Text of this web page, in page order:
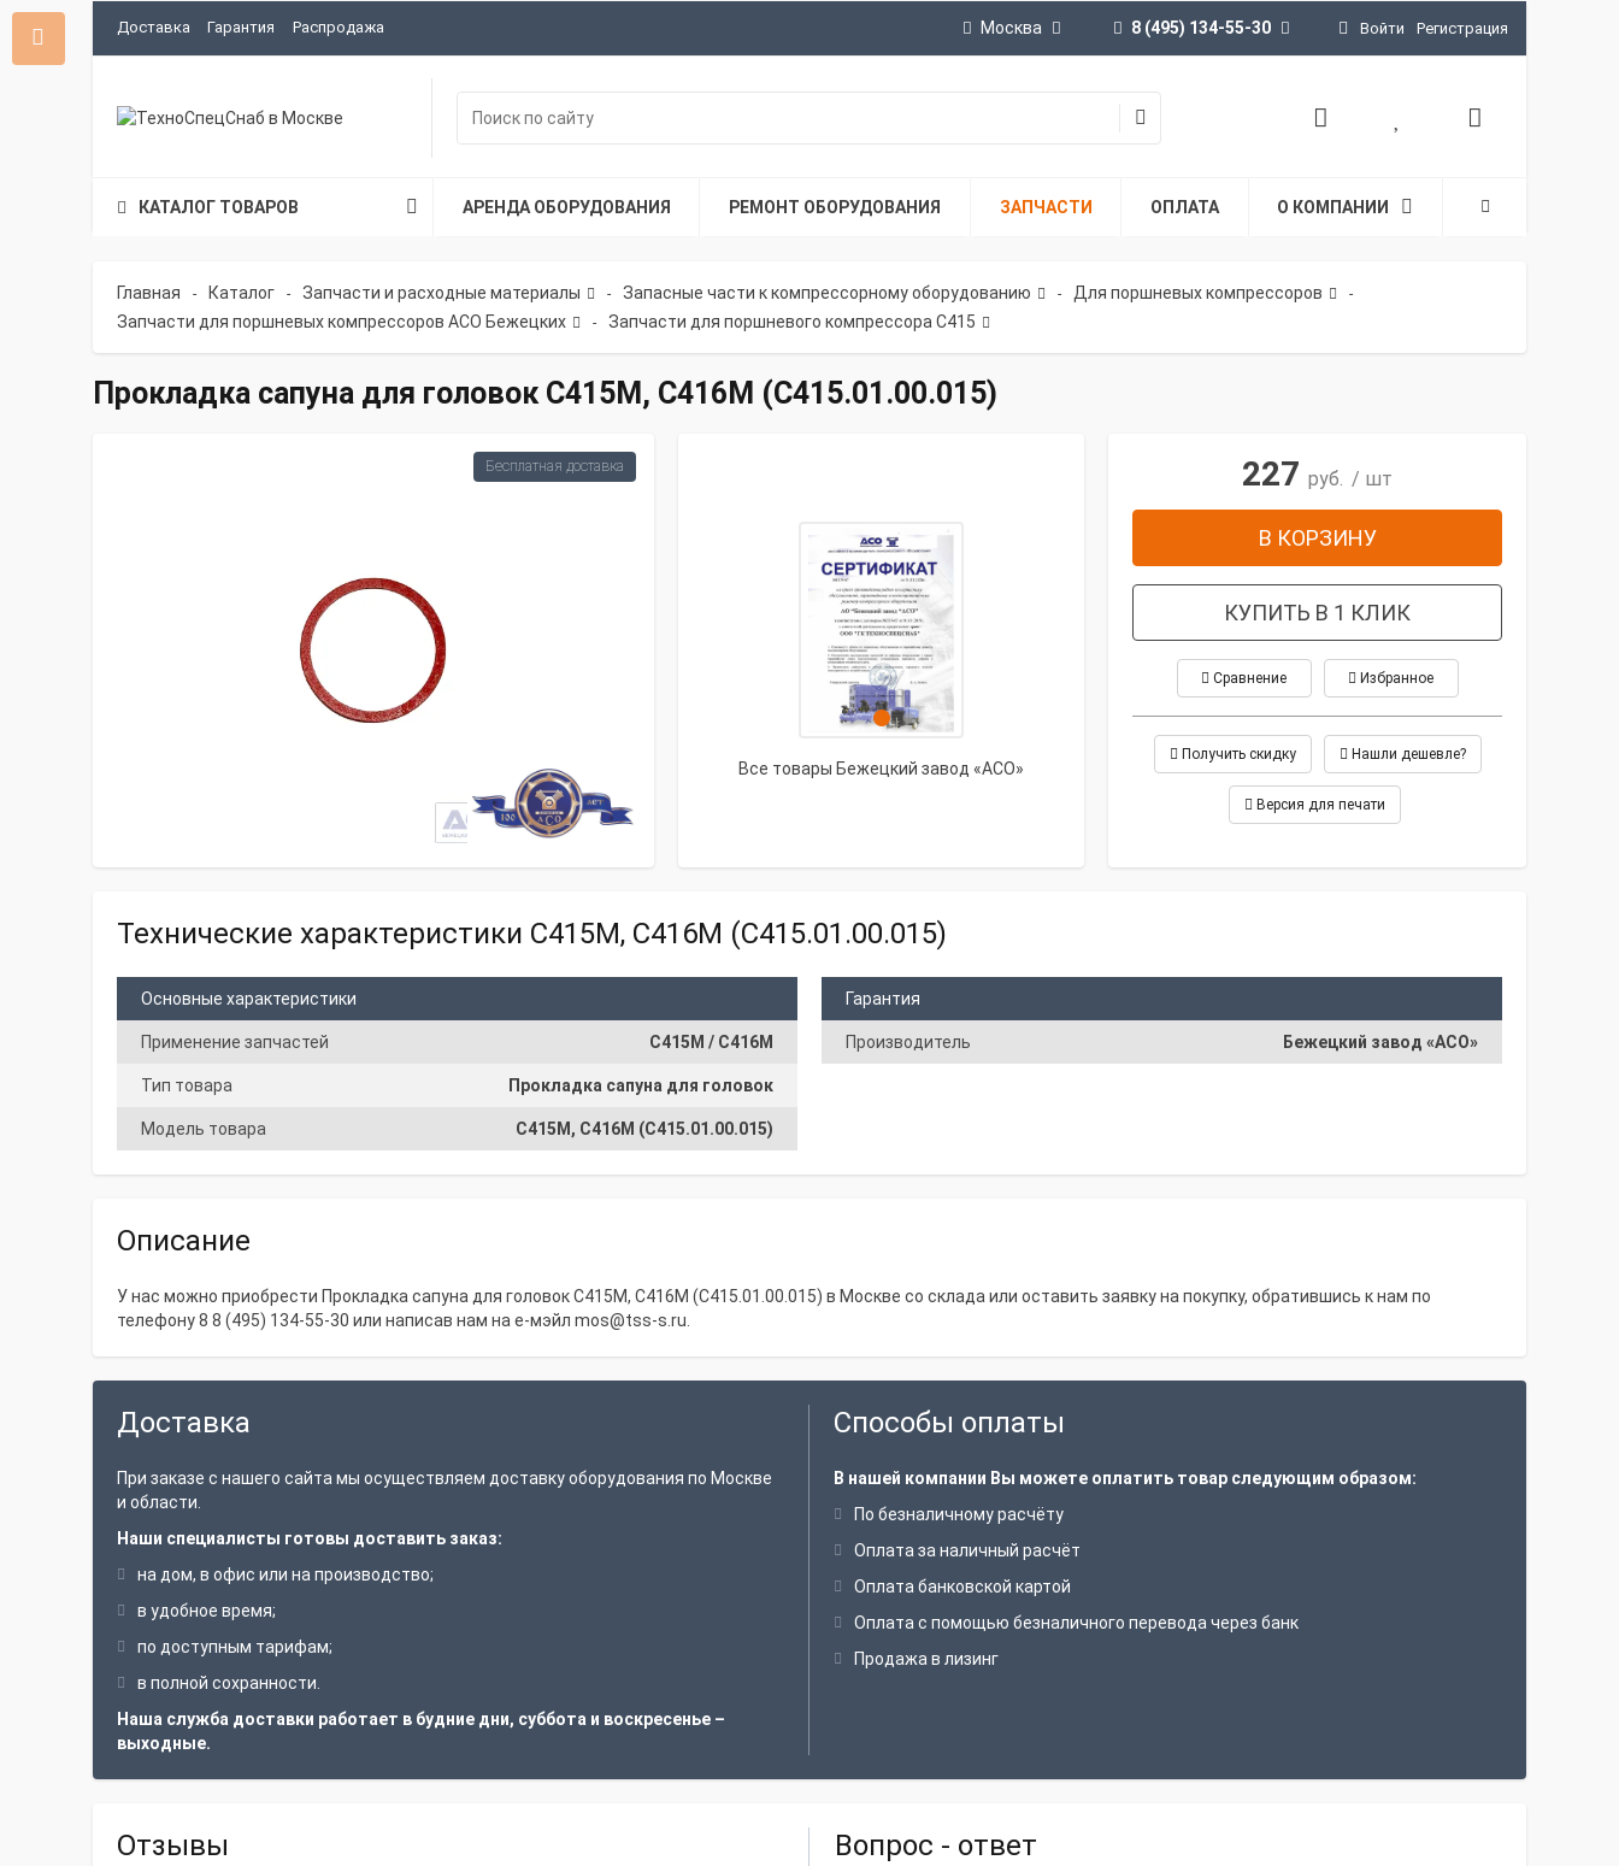
Доставка Гарантия Распродажа Москва 8 (495) 134-55-30 Войти Регистрация
КАТАЛОГ ТОВАРОВ АРЕНДА ОБОРУДОВАНИЯ РЕМОНТ ОБОРУДОВАНИЯ ЗАПЧАСТИ ОПЛАТА О КОМПАНИИ
Главная - Каталог - Запчасти и расходные материалы - Запасные части к компрессорному оборудованию - Для поршневых компрессоров -
Запчасти для поршневых компрессоров АСО Бежецких - Запчасти для поршневого компрессора С415
Прокладка сапуна для головок С415М, С416М (С415.01.00.015)
Бесплатная доставка
Все товары Бежецкий завод «АСО»
227 руб. / шт
В КОРЗИНУ
КУПИТЬ В 1 КЛИК
Сравнение Избранное
Получить скидку Нашли дешевле?
Версия для печати
Технические характеристики С415М, С416М (С415.01.00.015)
Основные характеристики
Применение запчастей С415М / С416М
Тип товара Прокладка сапуна для головок
Модель товара С415М, С416М (С415.01.00.015)
Гарантия
Производитель Бежецкий завод «АСО»
Описание
У нас можно приобрести Прокладка сапуна для головок С415М, С416М (С415.01.00.015) в Москве со склада или оставить заявку на покупку, обратившись к нам по
телефону8 8 (495) 134-55-30 или написав нам на е-мэйл mos@tss-s.ru
Доставка
При заказе с нашего сайта мы осуществляем доставку оборудования по Москве
и области.
Наши специалисты готовы доставить заказ:
на дом, в офис или на производство;
в удобное время;
по доступным тарифам;
в полной сохранности.
Наша служба доставки работает в будние дни, суббота и воскресенье –
выходные.
Способы оплаты
В нашей компании Вы можете оплатить товар следующим образом:
По безналичному расчёту
Оплата за наличный расчёт
Оплата банковской картой
Оплата с помощью безналичного перевода через банк
Продажа в лизинг
Отзывы Вопрос - ответ